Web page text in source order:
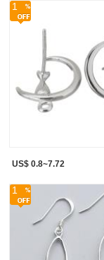
1
US$ 0.8~7.72
1